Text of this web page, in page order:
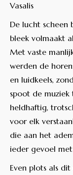
Vasalis
De lucht scheen
bleek volmaakt
Met vaste
werden de
en luidkeels,
spoot de muziek
heldhaftig,
voor elk
die aan het
ieder gevoel
Even plots als